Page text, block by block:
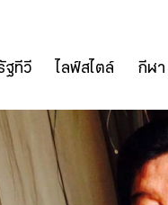
ฐทีวี ไลฟ์สไตล์ กีฬา